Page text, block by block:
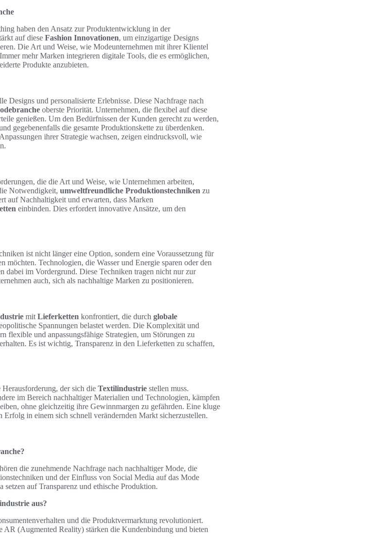
haben den Ansatz zur Produktentwicklung in der
auf diese Fashion Innovationen, um einzigartige Designs
Die Art und Weise, wie Modeunternehmen mit ihrer Klientel
mehr Marken integrieren digitale Tools, die es ermöglichen,
Produkte anzubieten.
Designs und personalisierte Erlebnisse. Diese Nachfrage nach
oberste Priorität. Unternehmen, die flexibel auf diese
genießen. Um den Bedürfnissen der Kunden gerecht zu werden,
gegebenenfalls die gesamte Produktionskette zu überdenken.
ihrer Strategie wachsen, zeigen eindrucksvoll, wie
die die Art und Weise, wie Unternehmen arbeiten,
Notwendigkeit, umweltfreundliche Produktionstechniken zu
auf Nachhaltigkeit und erwarten, dass Marken
einbinden. Dies erfordert innovative Ansätze, um den
ist nicht länger eine Option, sondern eine Voraussetzung für
möchten. Technologien, die Wasser und Energie sparen oder den
dabei im Vordergrund. Diese Techniken tragen nicht nur zur
auch, sich als nachhaltige Marken zu positionieren.
mit Lieferketten konfrontiert, die durch globale
Spannungen belastet werden. Die Komplexität und
flexible und anpassungsfähige Strategien, um Störungen zu
Es ist wichtig, Transparenz in den Lieferketten zu schaffen,
Herausforderung, der sich die Textilindustrie stellen muss.
im Bereich nachhaltiger Materialien und Technologien, kämpfen
ohne gleichzeitig ihre Gewinnmargen zu gefährden. Eine kluge
Erfolg in einem sich schnell verändernden Markt sicherzustellen.
die zunehmende Nachfrage nach nachhaltiger Mode, die
und der Einfluss von Social Media auf das Mode
auf Transparenz und ethische Produktion.
aus?
und die Produktvermarktung revolutioniert.
(Augmented Reality) stärken die Kundenbindung und bieten